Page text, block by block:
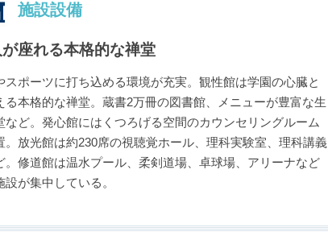
施設設備
座れる本格的な禅堂
スポーツに打ち込める環境が充実。観性館は学園の心臓と
る本格的な禅堂。蔵書2万冊の図書館、メニューが豊富な生
など。発心館にはくつろげる空間のカウンセリングルーム
。放光館は約230席の視聴覚ホール、理科実験室、理科講義
。修道館は温水プール、柔剣道場、卓球場、アリーナなど
設が集中している。